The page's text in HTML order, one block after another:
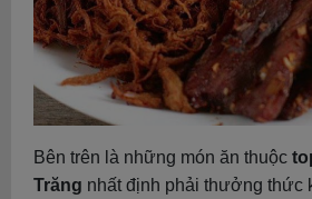
Bên trên là những món ăn thuộc
Trăng nhất định phải thưởng thức